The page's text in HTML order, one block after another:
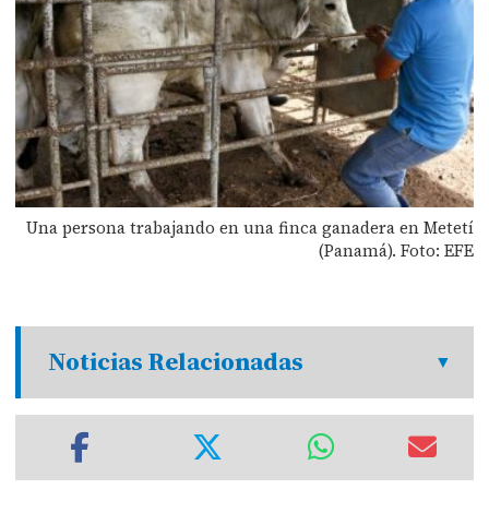
Una persona trabajando en una finca ganadera en Metetí
(Panamá). Foto: EFE
Noticias Relacionadas